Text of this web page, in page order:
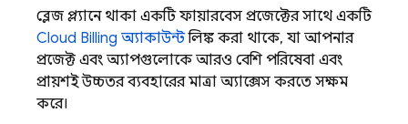
ব্লেজ প্ল্যানে থাকা একটি ফায়ারবেস প্রজেক্টের সাথে একটি
Cloud Billing অ্যাকাউন্টলিঙ্ক করা থাকে, যা আপনার
প্রজেক্ট এবং অ্যাপগুলোকে আরও বেশি পরিষেবা এবং
প্রায়শই উচ্চতর ব্যবহারের মাত্রা অ্যাক্সেস করতে সক্ষম
করে।